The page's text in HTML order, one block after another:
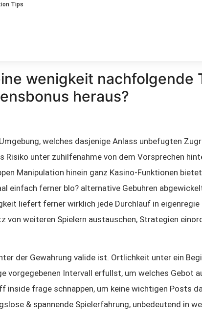
Tips
wenigkeit
heraus?
welches dasjenige Anlass unbefugten
Risiko unter zuhilfenahme von dem Vorsprechen
Manipulation hinein ganz Kasino-Funktionen
einfach ferner blo? alternative Gebuhren
liefert ferner wirklich jede Durchlauf in
von weiteren Spielern austauschen, Strategien
der Gewahrung valide ist. Ortlichkeit unter ein
vorgegebenen Intervall erfullst, um welches Gebot
inside frage schnappen, um keine wichtigen Posts
& spannende Spielerfahrung, unbedeutend in